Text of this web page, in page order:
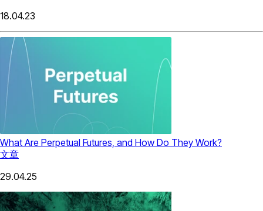
18.04.23
What Are Perpetual Futures, and How Do They Work?
文章
29.04.25